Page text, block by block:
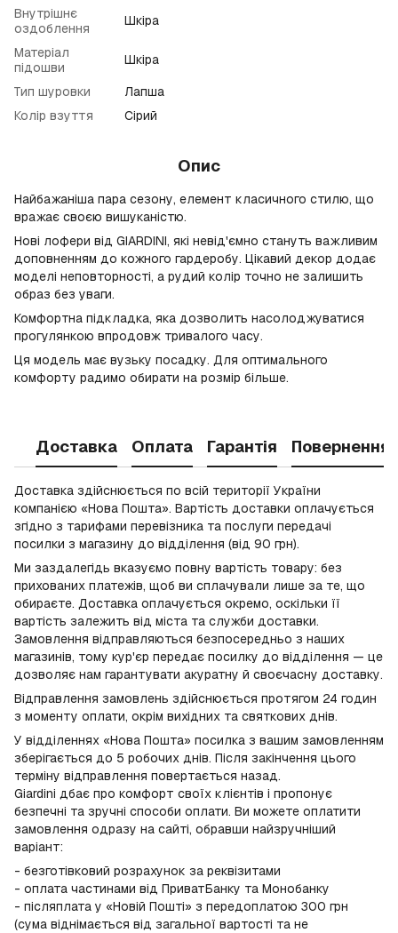
Внутрішнє
оздоблення
Шкіра
Матеріал
підошви
Шкіра
Тип шуровки
Лапша
Колір взуття
Сірий
Опис
Найбажаніша пара сезону, елемент класичного стилю, що
вражає своєю вишуканістю.
Нові лофери від GIARDINI, які невід'ємно стануть важливим
доповненням до кожного гардеробу. Цікавий декор додає
моделі неповторності, а рудий колір точно не залишить
образ без уваги.
Комфортна підкладка, яка дозволить насолоджуватися
прогулянкою впродовж тривалого часу.
Ця модель має вузьку посадку. Для оптимального
комфорту радимо обирати на розмір більше.
Доставка Оплата Гарантія Повернення
Доставка здійснюється по всій території України
компанією «Нова Пошта». Вартість доставки оплачується
згідно з тарифами перевізника та послуги передачі
посилки з магазину до відділення (від 90 грн).
Ми заздалегідь вказуємо повну вартість товару: без
прихованих платежів, щоб ви сплачували лише за те, що
обираєте. Доставка оплачується окремо, оскільки її
вартість залежить від міста та служби доставки.
Замовлення відправляються безпосередньо з наших
магазинів, тому кур'єр передає посилку до відділення — це
дозволяє нам гарантувати акуратну й своєчасну доставку.
Відправлення замовлень здійснюється протягом 24 годин
з моменту оплати, окрім вихідних та святкових днів.
У відділеннях «Нова Пошта» посилка з вашим замовленням
зберігається до 5 робочих днів. Після закінчення цього
терміну відправлення повертається назад.
Giardini дбає про комфорт своїх клієнтів і пропонує
безпечні та зручні способи оплати. Ви можете оплатити
замовлення одразу на сайті, обравши найзручніший
варіант:
- безготівковий розрахунок за реквізитами
- оплата частинами від ПриватБанку та Монобанку
- післяплата у «Новій Пошті» з передоплатою 300 грн
(сума віднімається від загальної вартості та не